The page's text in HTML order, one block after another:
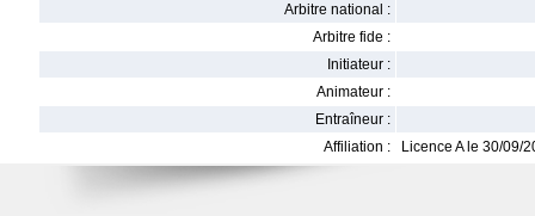
Arbitre national :
Arbitre fide :
Initiateur :
Animateur :
Entraîneur :
Affiliation :
Licence A le 30/09/